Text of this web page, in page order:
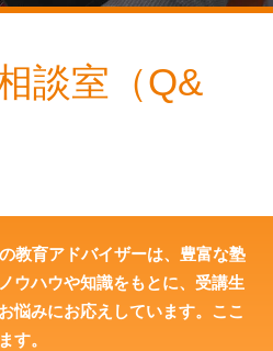
談室（Q&
教育アドバイザーは、豊富な塾
ウハウや知識をもとに、受講生
悩みにお応えしています。ここ
す。